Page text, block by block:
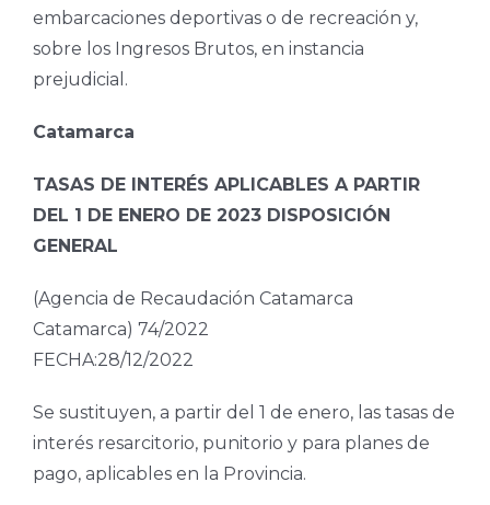
embarcaciones deportivas o de recreación y,
sobre los Ingresos Brutos, en instancia
prejudicial.
Catamarca
TASAS DE INTERÉS APLICABLES A PARTIR
DEL 1 DE ENERO DE 2023 DISPOSICIÓN
GENERAL
(Agencia de Recaudación Catamarca
Catamarca) 74/2022
FECHA:28/12/2022
Se sustituyen, a partir del 1 de enero, las tasas de
interés resarcitorio, punitorio y para planes de
pago, aplicables en la Provincia.